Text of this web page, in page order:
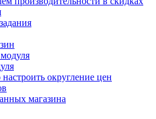
округление цен
магазина